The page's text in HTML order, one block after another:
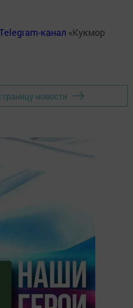
канал «Кукмор
новости